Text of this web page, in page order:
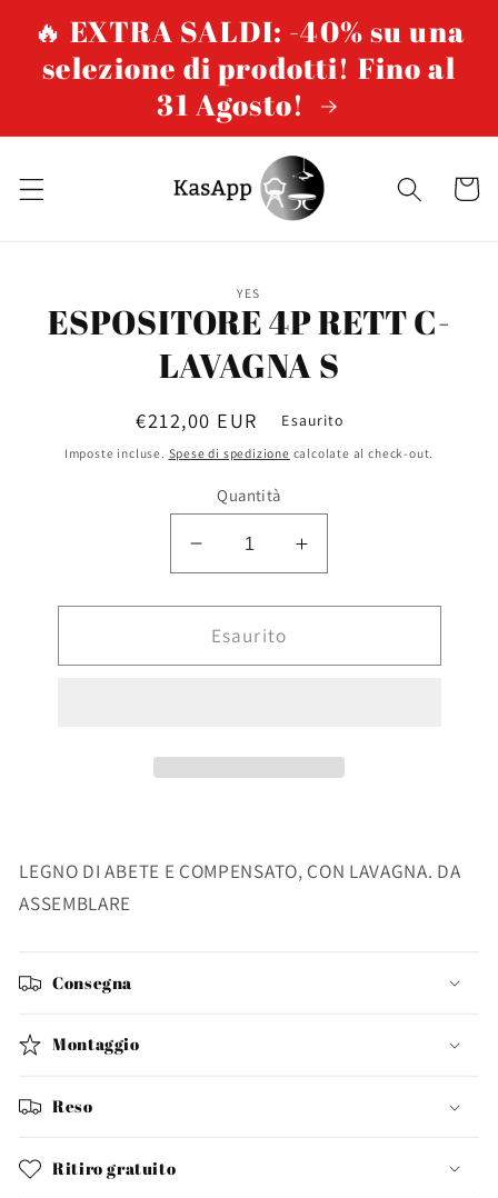
direttamente
ai contenuti
🔥 EXTRA SALDI: -40% su una
selezione di prodotti! Fino al
31 Agosto!
Carrello
sul prodotto
YES
ESPOSITORE 4P RETT C-
LAVAGNA S
Prezzo
di
€212,00 EUR Esaurito
Imposte incluse. Spese di spedizione calcolate al check-out.
Quantità
Diminuisci
quantità
per
ESPOSITORE
4P
Aumenta
quantità
per
4P
Esaurito
LEGNO DI ABETE E COMPENSATO, CON LAVAGNA. DA
ASSEMBLARE
Consegna
Montaggio
Reso
Ritiro gratuito